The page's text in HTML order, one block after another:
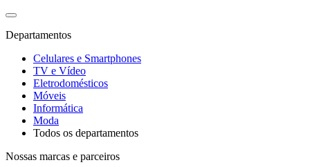
Departamentos
Celulares e Smartphones
TV e Vídeo
Eletrodomésticos
Móveis
Informática
Moda
Todos os departamentos
Nossas marcas e parceiros